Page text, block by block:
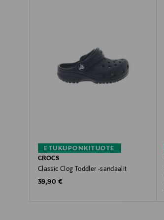
ETUKUPONKITUOTE
CROCS
Classic Clog Toddler -sandaalit
Original Price
39,90 €